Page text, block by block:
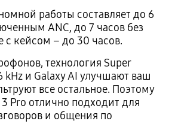
работы составляет до 6
ANC, до 7 часов без
с кейсом – до 30 часов.
технология Super
kHz и Galaxy AI улучшают ваш
все остальное. Поэтому
3 Pro отлично подходит для
и общения по